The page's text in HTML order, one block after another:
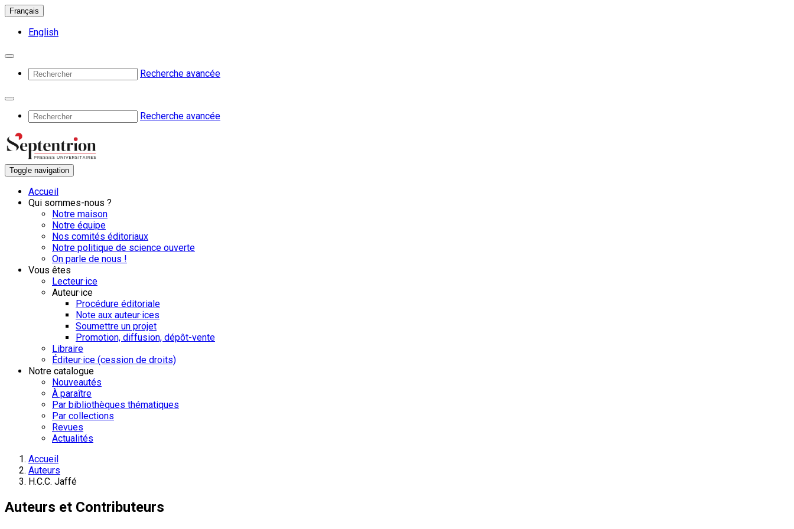
Français
English
Recherche avancée
Recherche avancée
Toggle navigation
Accueil
Qui sommes-nous ?
Notre maison
Notre équipe
Nos comités éditoriaux
Notre politique de science ouverte
On parle de nous !
Vous êtes
Lecteur·ice
Auteur·ice
Procédure éditoriale
Note aux auteur·ices
Soumettre un projet
Promotion, diffusion, dépôt-vente
Libraire
Éditeur·ice (cession de droits)
Notre catalogue
Nouveautés
À paraître
Par bibliothèques thématiques
Par collections
Revues
Actualités
Accueil
Auteurs
H.C.C. Jaffé
Auteurs et Contributeurs